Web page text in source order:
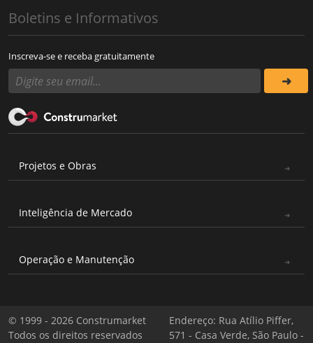
Boletins e Informativos
Inscreva-se e receba gratuitamente
Projetos e Obras
Inteligência de Mercado
Operação e Manutenção
© 1999 - 2026 Construmarket
Todos os direitos reservados
Endereço: Rua Atílio Piffer,
571 - Casa Verde, São Paulo -